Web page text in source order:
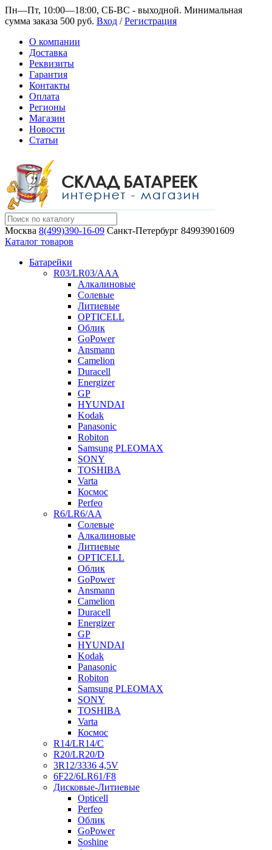
Пн—Пт, 10:00—18:00, СБ-ВС - выходной. Минимальная
сумма заказа 500 руб. Вход /Регистрация
О компании
Доставка
Реквизиты
Гарантия
Контакты
Оплата
Регионы
Магазин
Новости
Статьи
Москва 8(499)390-16-09 Санкт-Петербург 84993901609
Каталог товаров
Батарейки
R03/LR03/AAA
Алкалиновые
Солевые
Литиевые
OPTICELL
Облик
GoPower
Ansmann
Camelion
Duracell
Energizer
GP
HYUNDAI
Kodak
Panasonic
Robiton
Samsung PLEOMAX
SONY
TOSHIBA
Varta
Космос
Perfeo
R6/LR6/AA
Солевые
Алкалиновые
Литиевые
OPTICELL
Облик
GoPower
Ansmann
Camelion
Duracell
Energizer
GP
HYUNDAI
Kodak
Panasonic
Robiton
Samsung PLEOMAX
SONY
TOSHIBA
Varta
Космос
R14/LR14/C
R20/LR20/D
3R12/3336 4,5V
6F22/6LR61/F8
Дисковые-Литиевые
Opticell
Perfeo
Облик
GoPower
Soshine